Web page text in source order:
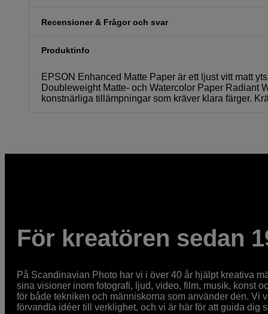
Recensioner & Frågor och svar
Produktinfo
EPSON Enhanced Matte Paper är ett ljust vitt matt
Doubleweight Matte- och Watercolor Paper Radiant
konstnärliga tillämpningar som kräver klara färger.
För kreatören sedan
På Scandinavian Photo har vi i över 40 år hjälpt kreativa
sina visioner inom fotografi, ljud, video, film, musik, konst
för både tekniken och människorna som använder den. Vi
förvandla idéer till verklighet, och vi är här för att guida dig